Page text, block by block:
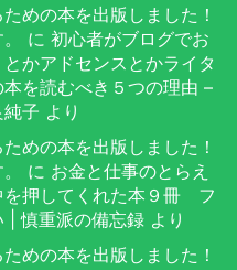
めの本を出版しました！
に 初心者がブログでお
かアドセンスとかライタ
を読むべき５つの理由 –
子 より
めの本を出版しました！
に お金と仕事のとらえ
を押してくれた本９冊 フ
| 慎重派の備忘録 より
めの本を出版しました！